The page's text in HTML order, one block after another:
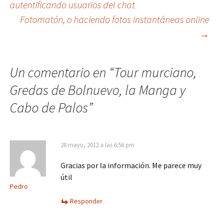
de
autentificando usuarios del chat
Fotomatón, o haciendo fotos instantáneas online
→
Un comentario en “Tour murciano,
Gredas de Bolnuevo, la Manga y
Cabo de Palos”
Pedro
28 mayo, 2012 a las 6:56 pm
Gracias por la información. Me parece muy
útil
Responder